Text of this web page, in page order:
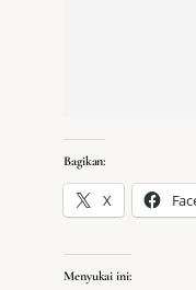
Bagikan:
X
Menyukai ini: